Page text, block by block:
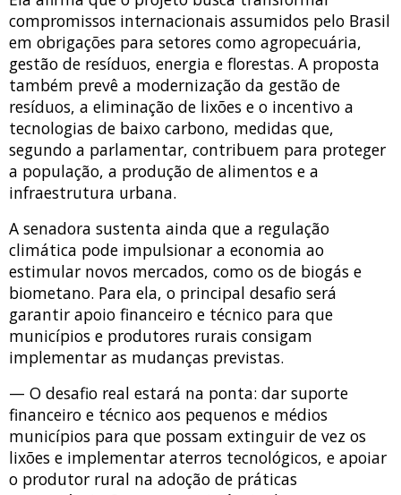
compromissos internacionais assumidos pelo Brasil
em obrigações para setores como agropecuária,
gestão de resíduos, energia e florestas. A proposta
também prevê a modernização da gestão de
resíduos, a eliminação de lixões e o incentivo a
tecnologias de baixo carbono, medidas que,
segundo a parlamentar, contribuem para proteger
a população, a produção de alimentos e a
infraestrutura urbana.
A senadora sustenta ainda que a regulação
climática pode impulsionar a economia ao
estimular novos mercados, como os de biogás e
biometano. Para ela, o principal desafio será
garantir apoio financeiro e técnico para que
municípios e produtores rurais consigam
implementar as mudanças previstas.
— O desafio real estará na ponta: dar suporte
financeiro e técnico aos pequenos e médios
municípios para que possam extinguir de vez os
lixões e implementar aterros tecnológicos, e apoiar
o produtor rural na adoção de práticas